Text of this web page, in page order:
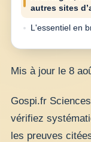
autres sites
L'essentiel en
Mis à jour le 8
Gospi.fr
vérifiez
les preuves